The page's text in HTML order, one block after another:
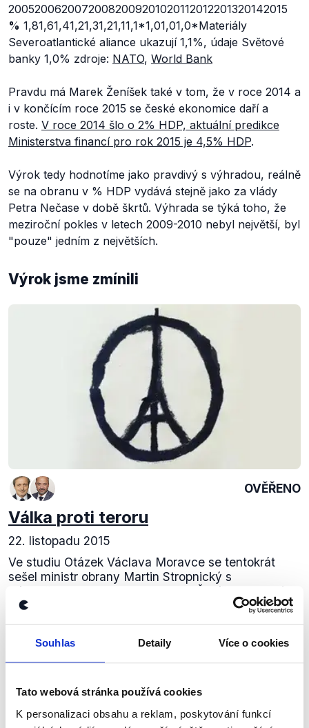
Souhlas Detaily Více o cookies
Tato webová stránka používá cookies
K personalizaci obsahu a reklam, poskytování funkcí
20052006200720082009201020112012201320142015
% 1,81,61,41,21,31,21,11,1*1,01,01,0*Materiály
Severoatlantické aliance ukazují 1,1%, údaje Světové
banky 1,0% zdroje: NATO, World Bank
Pravdu má Marek Ženíšek také v tom, že v roce 2014 a
i v končícím roce 2015 se české ekonomice daří a
roste. V roce 2014 šlo o 2% HDP, aktuální predikce
Ministerstva financí pro rok 2015 je 4,5% HDP.
Výrok tedy hodnotíme jako pravdivý s výhradou, reálně
se na obranu v % HDP vydává stejně jako za vlády
Petra Nečase v době škrtů. Výhrada se týká toho, že
meziroční pokles v letech 2009-2010 nebyl největší, byl
"pouze" jedním z největších.
Výrok jsme zmínili
OVĚŘENO
Válka proti teroru
22. listopadu 2015
Ve studiu Otázek Václava Moravce se tentokrát
sešel ministr obrany Martin Stropnický s
místopředsedou TOP 09 Markem Ženíškem, který
se specializuje na zahraniční a obrannou politiku.
Zůstaňme v kontaktu